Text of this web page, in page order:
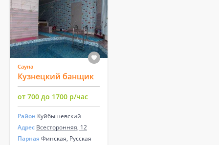
Сауна
Кузнецкий банщик
от 700 до 1700 р/час
Район Куйбышевский
Адрес Всесторонняя, 12
Парная Финская, Русская